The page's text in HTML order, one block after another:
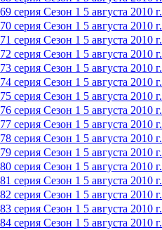
69 серия Сезон 1 5 августа 2010 г.
70 серия Сезон 1 5 августа 2010 г.
71 серия Сезон 1 5 августа 2010 г.
72 серия Сезон 1 5 августа 2010 г.
73 серия Сезон 1 5 августа 2010 г.
74 серия Сезон 1 5 августа 2010 г.
75 серия Сезон 1 5 августа 2010 г.
76 серия Сезон 1 5 августа 2010 г.
77 серия Сезон 1 5 августа 2010 г.
78 серия Сезон 1 5 августа 2010 г.
79 серия Сезон 1 5 августа 2010 г.
80 серия Сезон 1 5 августа 2010 г.
81 серия Сезон 1 5 августа 2010 г.
82 серия Сезон 1 5 августа 2010 г.
83 серия Сезон 1 5 августа 2010 г.
84 серия Сезон 1 5 августа 2010 г.